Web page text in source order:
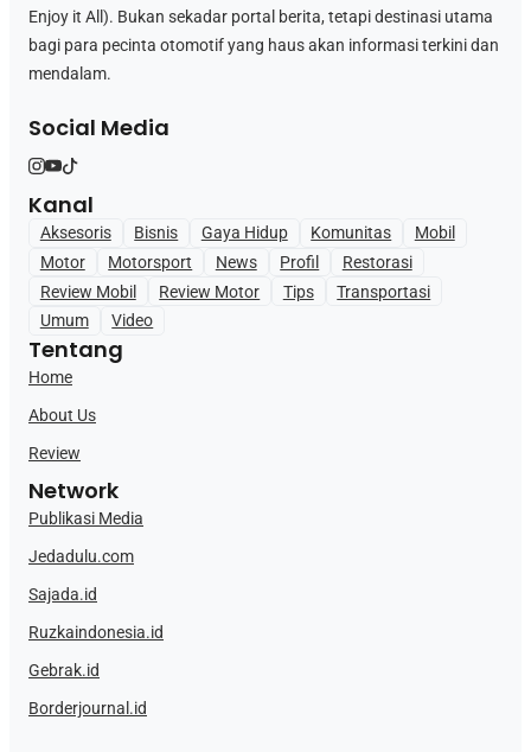
Enjoy it All). Bukan sekadar portal berita, tetapi destinasi utama
bagi para pecinta otomotif yang haus akan informasi terkini dan
mendalam.
Social Media
Kanal
Aksesoris Bisnis Gaya Hidup Komunitas
Mobil
Motor
Motorsport News Profil
Restorasi
Review Mobil
Review Motor Tips
Transportasi
Umum
Video
Tentang
Home
About Us
Review
Network
Publikasi Media
Jedadulu.com
Sajada.id
Ruzkaindonesia.id
Gebrak.id
Borderjournal.id